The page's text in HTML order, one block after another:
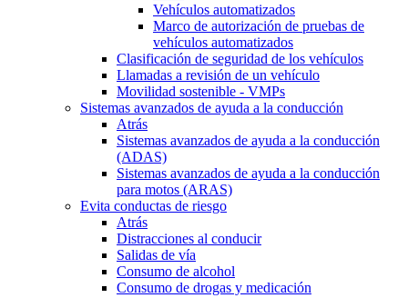
Vehículos automatizados
Marco de autorización de pruebas de
vehículos automatizados
Clasificación de seguridad de los vehículos
Llamadas a revisión de un vehículo
Movilidad sostenible - VMPs
Sistemas avanzados de ayuda a la conducción
Atrás
Sistemas avanzados de ayuda a la conducción
(ADAS)
Sistemas avanzados de ayuda a la conducción
para motos (ARAS)
Evita conductas de riesgo
Atrás
Distracciones al conducir
Salidas de vía
Consumo de alcohol
Consumo de drogas y medicación